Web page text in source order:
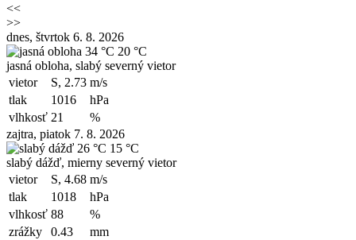
<<
>>
dnes, štvrtok 6. 8. 2026
34 °C 20 °C
jasná obloha, slabý severný vietor
vietor
S, 2.73 m/s
tlak
1016
hPa
vlhkosť 21
%
zajtra, piatok 7. 8. 2026
26 °C 15 °C
slabý dážď, mierny severný vietor
vietor
S, 4.68 m/s
tlak
1018
hPa
vlhkosť 88
%
zrážky
0.43
mm